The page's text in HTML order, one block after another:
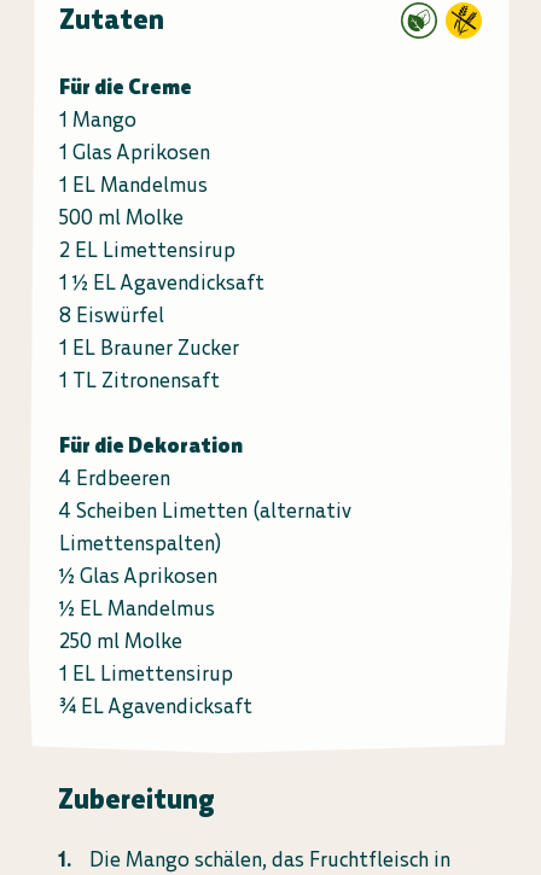
Zutaten
Für die Creme
1 Mango
1 Glas Aprikosen
1 EL Mandelmus
500 ml Molke
2 EL Limettensirup
1 ½ EL Agavendicksaft
8 Eiswürfel
1 EL Brauner Zucker
1 TL Zitronensaft
Für die Dekoration
4 Erdbeeren
4 Scheiben Limetten (alternativ
Limettenspalten)
½ Glas Aprikosen
½ EL Mandelmus
250 ml Molke
1 EL Limettensirup
¾ EL Agavendicksaft
Zubereitung
Die Mango schälen, das Fruchtfleisch in